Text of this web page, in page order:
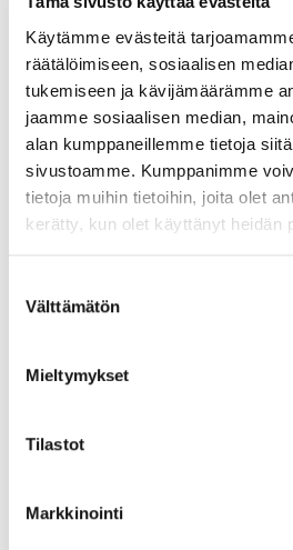
Käytämme evästeitä
räätälöimiseen, sosiaalisen
tukemiseen ja kävijämäärämme
jaamme sosiaalisen median,
alan kumppaneillemme tietoja
sivustoamme. Kumppanimme
tietoja muihin tietoihin, joita olet
kerätty, kun olet käyttänyt heidän
valinta
Välttämätön
Mieltymykset
Tilastot
Markkinointi
Repe & Romu & Riepu -
jäteasemien ja jätekeskusten
ottavat kodin vaaralliset
sähkölaitteet maksutta
Repe & Romu & Riepu
https://pjhoy.fi/repejaromu
ympäristökouluttaja Päivi Koro
Tämä sivu on käännetty